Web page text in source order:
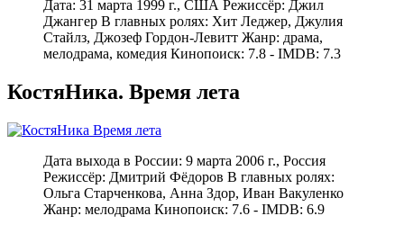
Дата: 31 марта 1999 г., США Режиссёр: Джил
Джангер В главных ролях: Хит Леджер, Джулия
Стайлз, Джозеф Гордон-Левитт Жанр: драма,
мелодрама, комедия Кинопоиск: 7.8 - IMDB: 7.3
КостяНика. Время лета
Дата выхода в России: 9 марта 2006 г., Россия
Режиссёр: Дмитрий Фёдоров В главных ролях:
Ольга Старченкова, Анна Здор, Иван Вакуленко
Жанр: мелодрама Кинопоиск: 7.6 - IMDB: 6.9